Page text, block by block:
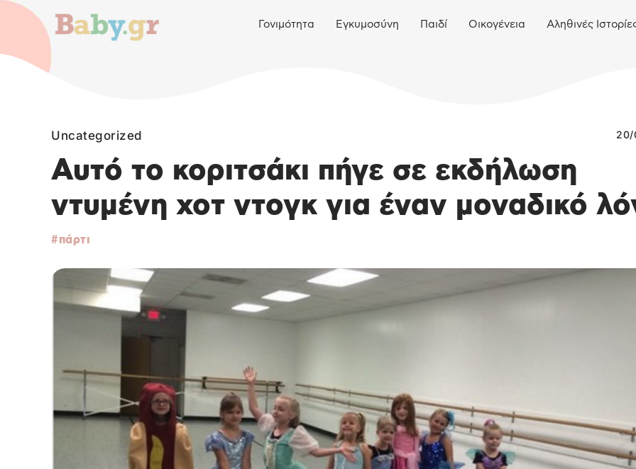
Γονιμότητα Εγκυμοσύνη Παιδί Οικογένεια Αληθινές
Uncategorized 20/
Αυτό το κοριτσάκι πήγε σε εκδήλωση
ντυμένη χοτ ντογκ για έναν μοναδικό
πάρτι